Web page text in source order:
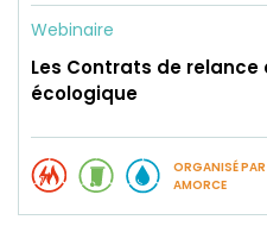
Webinaire
Les Contrats de
écologique
ORGANISÉ PAR
AMORCE